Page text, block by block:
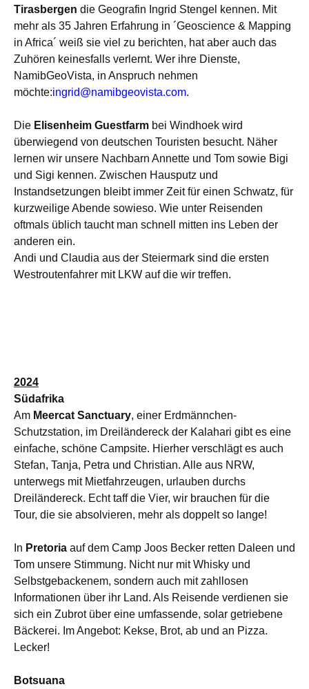
Tirasbergen die Geografin Ingrid Stengel kennen. Mit
mehr als 35 Jahren Erfahrung in ´Geoscience & Mapping
in Africa´ weiß sie viel zu berichten, hat aber auch das
Zuhören keinesfalls verlernt. Wer ihre Dienste,
NamibGeoVista, in Anspruch nehmen
möchte:ingrid@namibgeovista.com.
Die Elisenheim Guestfarm bei Windhoek wird
überwiegend von deutschen Touristen besucht. Näher
lernen wir unsere Nachbarn Annette und Tom sowie Bigi
und Sigi kennen. Zwischen Hausputz und
Instandsetzungen bleibt immer Zeit für einen Schwatz, für
kurzweilige Abende sowieso. Wie unter Reisenden
oftmals üblich taucht man schnell mitten ins Leben der
anderen ein.
Andi und Claudia aus der Steiermark sind die ersten
Westroutenfahrer mit LKW auf die wir treffen.
2024
Südafrika
Am Meercat Sanctuary, einer Erdmännchen-
Schutzstation, im Dreiländereck der Kalahari gibt es eine
einfache, schöne Campsite. Hierher verschlägt es auch
Stefan, Tanja, Petra und Christian. Alle aus NRW,
unterwegs mit Mietfahrzeugen, urlauben durchs
Dreiländereck. Echt taff die Vier, wir brauchen für die
Tour, die sie absolvieren, mehr als doppelt so lange!
In Pretoria auf dem Camp Joos Becker retten Daleen und
Tom unsere Stimmung. Nicht nur mit Whisky und
Selbstgebackenem, sondern auch mit zahllosen
Informationen über ihr Land. Als Reisende verdienen sie
sich ein Zubrot über eine umfassende, solar getriebene
Bäckerei. Im Angebot: Kekse, Brot, ab und an Pizza.
Lecker!
Botsuana